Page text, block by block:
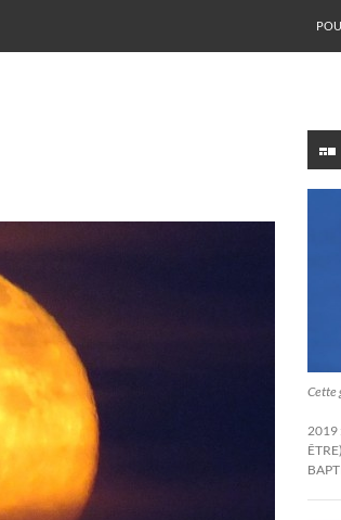
Cette
2019